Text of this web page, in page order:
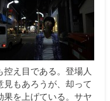
え目である。登場人
もあろうが、却って
果を上げている。サヤ